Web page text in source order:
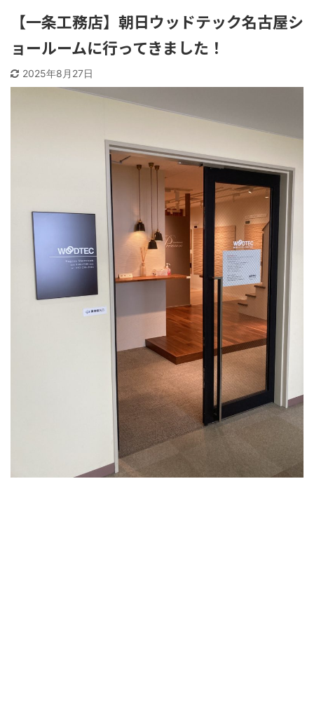
【一条工務店】朝日ウッドテック名古屋シ
ョールームに行ってきました！
2025年8月27日